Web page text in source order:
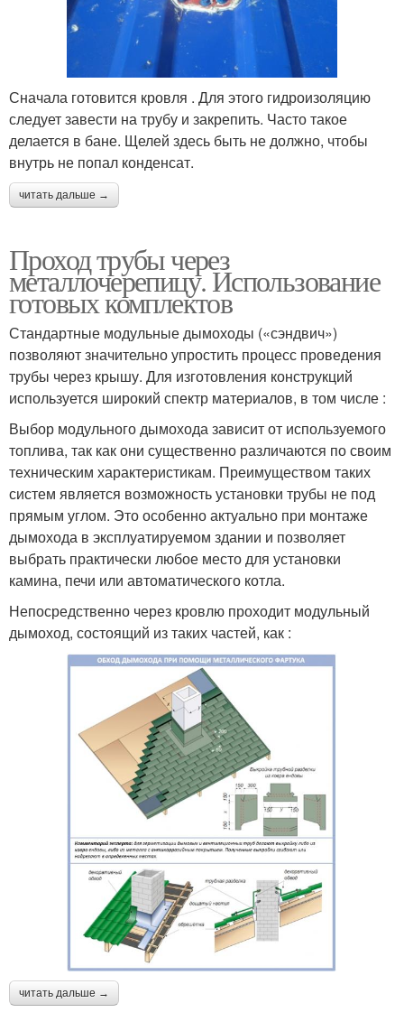
Сначала готовится кровля . Для этого гидроизоляцию
следует завести на трубу и закрепить. Часто такое
делается в бане. Щелей здесь быть не должно, чтобы
внутрь не попал конденсат.
читать дальше →
Проход трубы через
металлочерепицу. Использование
готовых комплектов
Стандартные модульные дымоходы («сэндвич»)
позволяют значительно упростить процесс проведения
трубы через крышу. Для изготовления конструкций
используется широкий спектр материалов, в том числе :
Выбор модульного дымохода зависит от используемого
топлива, так как они существенно различаются по своим
техническим характеристикам. Преимуществом таких
систем является возможность установки трубы не под
прямым углом. Это особенно актуально при монтаже
дымохода в эксплуатируемом здании и позволяет
выбрать практически любое место для установки
камина, печи или автоматического котла.
Непосредственно через кровлю проходит модульный
дымоход, состоящий из таких частей, как :
читать дальше →